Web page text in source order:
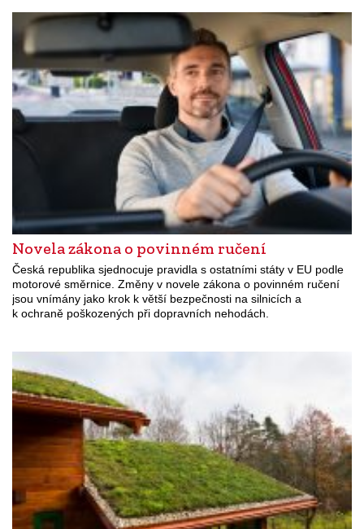
Novela zákona o povinném ručení
Česká republika sjednocuje pravidla s ostatními státy v EU podle
motorové směrnice. Změny v novele zákona o povinném ručení
jsou vnímány jako krok k větší bezpečnosti na silnicích a
k ochraně poškozených při dopravních nehodách.